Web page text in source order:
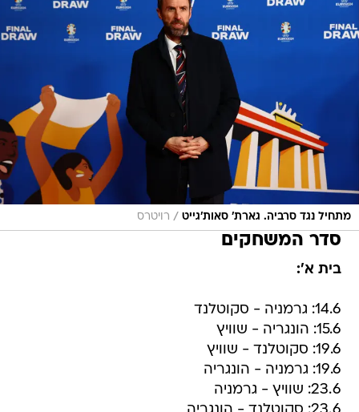
מתחיל נגד סרביה. גארת' סאות'גייט / רויטרס
סדר המשחקים
בית א':
14.6: גרמניה - סקוטלנד
15.6: הונגריה - שוויץ
19.6: סקוטלנד - שוויץ
19.6: גרמניה - הונגריה
23.6: שוויץ - גרמניה